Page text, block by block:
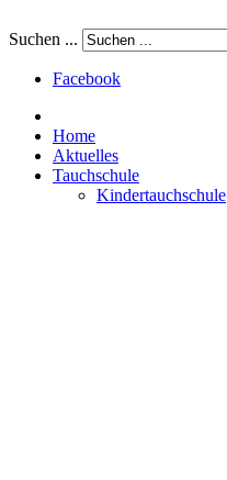
Suchen ...
Facebook
Home
Aktuelles
Tauchschule
Kindertauchschule